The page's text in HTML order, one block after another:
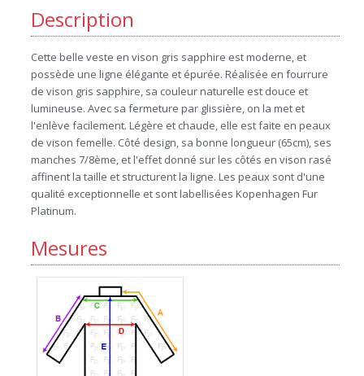
Description
Cette belle veste en vison gris sapphire est moderne, et
possède une ligne élégante et épurée. Réalisée en fourrure
de vison gris sapphire, sa couleur naturelle est douce et
lumineuse. Avec sa fermeture par glissière, on la met et
l'enlève facilement. Légère et chaude, elle est faite en peaux
de vison femelle. Côté design, sa bonne longueur (65cm), ses
manches 7/8ème, et l'effet donné sur les côtés en vison rasé
affinent la taille et structurent la ligne. Les peaux sont d'une
qualité exceptionnelle et sont labellisées Kopenhagen Fur
Platinum.
Mesures